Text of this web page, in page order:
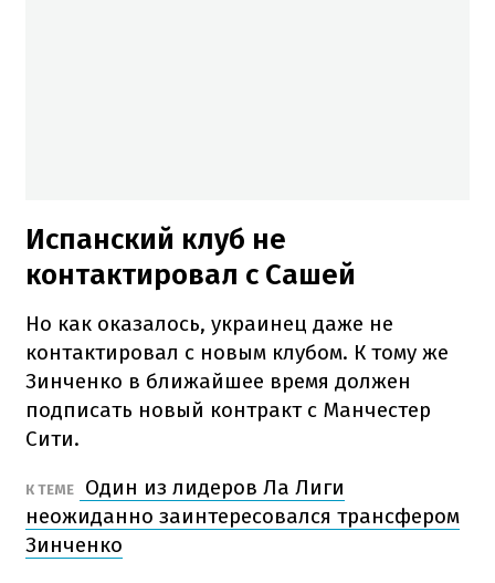
Испанский клуб не
контактировал с Сашей
Но как оказалось, украинец даже не
контактировал с новым клубом. К тому же
Зинченко в ближайшее время должен
подписать новый контракт с Манчестер
Сити.
К ТЕМЕ
Один из лидеров Ла Лиги
неожиданно заинтересовался трансфером
Зинченко